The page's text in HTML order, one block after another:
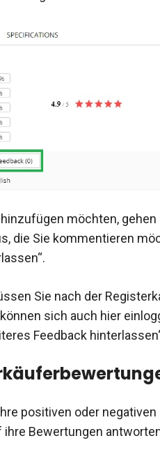
möchten,
die Sie kommentieren
Sie nach der
sich auch hier
Feedback
positiven oder
ihre Bewertungen